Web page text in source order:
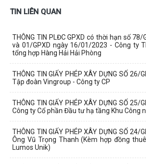
TIN LIÊN QUAN
THÔNG TIN PLĐC GPXD có thời hạn số
và 01/GPXD ngày 16/01/2023 - Công ty
tổng hợp Hàng Hải Hải Phòng
THÔNG TIN GIẤY PHÉP XÂY DỰNG SỐ 26/
Tập đoàn Vingroup - Công ty CP
THÔNG TIN GIẤY PHÉP XÂY DỰNG SỐ 25/
Công ty Cổ phần Đầu tư hạ tầng Khu Công
THÔNG TIN GIẤY PHÉP XÂY DỰNG SỐ 24/
Ông Vũ Trọng Thanh (Kèm hợp đồng
Lumos Unik)